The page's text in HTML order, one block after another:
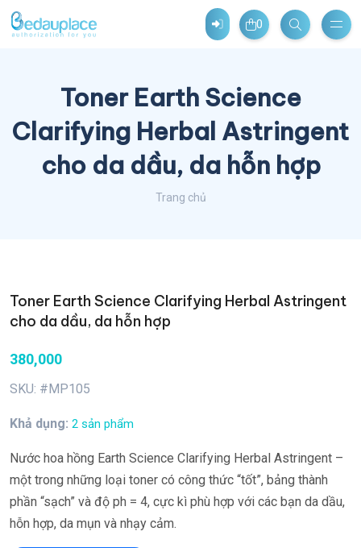
0
Toner Earth Science
Clarifying Herbal Astringent
cho da dầu, da hỗn hợp
Trang chủ
Toner Earth Science Clarifying Herbal Astringent
cho da dầu, da hỗn hợp
380,000
SKU: #MP105
Khả dụng: 2 sản phẩm
Nước hoa hồng Earth Science Clarifying Herbal Astringent –
một trong những loại toner có công thức “tốt”, bảng thành
phần “sạch” và độ ph = 4, cực kì phù hợp với các bạn da dầu,
hỗn hợp, da mụn và nhạy cảm.